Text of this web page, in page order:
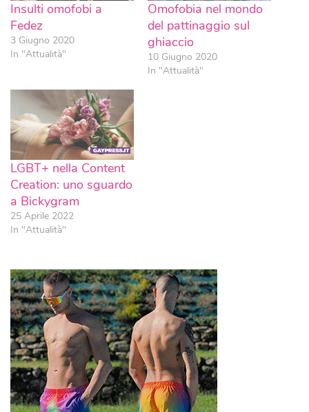
Insulti omofobi a
Fedez
3 Giugno 2020
In "Attualità"
Omofobia nel mondo
del pattinaggio sul
ghiaccio
10 Giugno 2020
In "Attualità"
LGBT+ nella Content
Creation: uno sguardo
a Bickygram
25 Aprile 2022
In "Attualità"